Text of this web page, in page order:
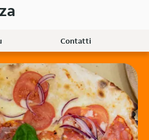
Contatti